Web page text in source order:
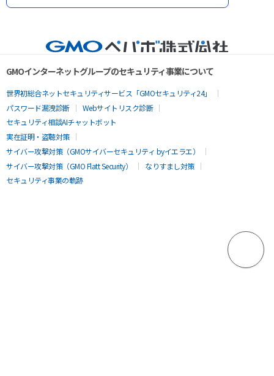
GMOインターネットグループのセキュリティ事業について
世界初総合ネットセキュリティサービス「GMOセキュリティ24」
パスワード漏洩診断
Webサイトリスク診断
セキュリティ相談AIチャットボット
実在証明・盗聴対策
サイバー攻撃対策（GMOサイバーセキュリティ byイエラエ）
サイバー攻撃対策（GMO Flatt Security）
なりすまし対策
セキュリティ事業の軌跡